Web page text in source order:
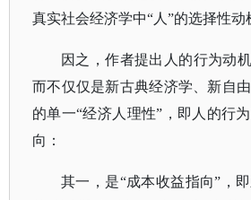
真实社会经济学中“人”的选择性动
因之，作者提出人的行为动
而不仅仅是新古典经济学、新自
的单一“经济人理性”，即人的行
向：
其一，是“成本收益指向”，